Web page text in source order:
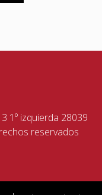
1º izquierda 28039
reservados